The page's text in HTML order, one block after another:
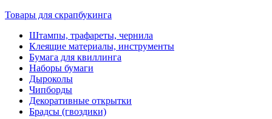
Товары для скрапбукинга
Штампы, трафареты, чернила
Клеящие материалы, инструменты
Бумага для квиллинга
Наборы бумаги
Дыроколы
Чипборды
Декоративные открытки
Брадсы (гвоздики)